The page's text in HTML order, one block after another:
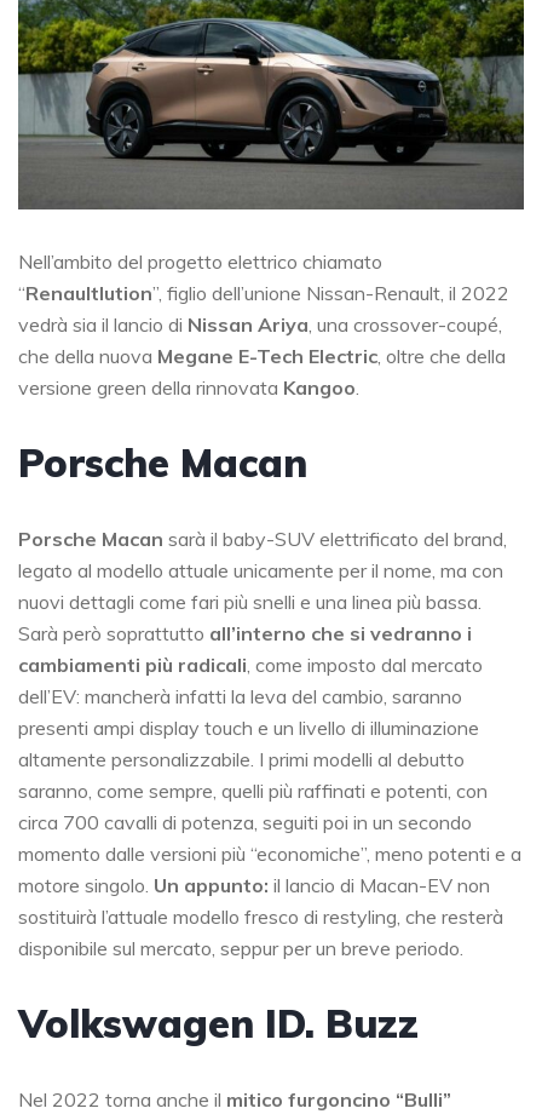
Nell’ambito del progetto elettrico chiamato
“Renaultlution”, figlio dell’unione Nissan-Renault, il 2022
vedrà sia il lancio di Nissan Ariya, una crossover-coupé,
che della nuova Megane E-Tech Electric, oltre che della
versione green della rinnovata Kangoo.
Porsche Macan
Porsche Macan sarà il baby-SUV elettrificato del brand,
legato al modello attuale unicamente per il nome, ma con
nuovi dettagli come fari più snelli e una linea più bassa.
Sarà però soprattutto all’interno che si vedranno i
cambiamenti più radicali, come imposto dal mercato
dell’EV: mancherà infatti la leva del cambio, saranno
presenti ampi display touch e un livello di illuminazione
altamente personalizzabile. I primi modelli al debutto
saranno, come sempre, quelli più raffinati e potenti, con
circa 700 cavalli di potenza, seguiti poi in un secondo
momento dalle versioni più “economiche”, meno potenti e a
motore singolo. Un appunto: il lancio di Macan-EV non
sostituirà l’attuale modello fresco di restyling, che resterà
disponibile sul mercato, seppur per un breve periodo.
Volkswagen ID. Buzz
Nel 2022 torna anche il mitico furgoncino “Bulli”